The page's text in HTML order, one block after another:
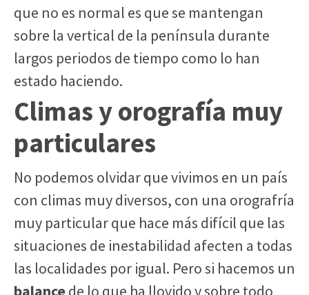
que no es normal es que se mantengan
sobre la vertical de la península durante
largos periodos de tiempo como lo han
estado haciendo.
Climas y orografía muy
particulares
No podemos olvidar que vivimos en un país
con climas muy diversos, con una orografría
muy particular que hace más difícil que las
situaciones de inestabilidad afecten a todas
las localidades por igual. Pero si hacemos un
balancede lo que ha llovido y sobre todo